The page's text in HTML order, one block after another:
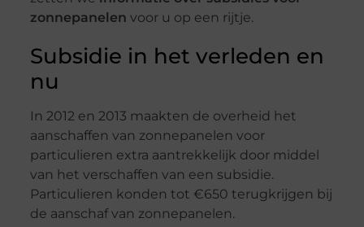
zonnepanelen voor u op een rijtje.
Subsidie in het verleden en
nu
In 2012 en 2013 maakten de overheid het
aanschaffen van zonnepanelen voor
particulieren extra aantrekkelijk door middel
van het verschaffen van een subsidie.
Particulieren konden tot €650 terugkrijgen bij
de aanschaf van zonnepanelen.